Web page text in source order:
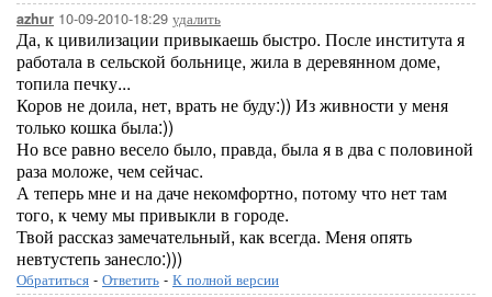
azhur 10-09-2010-18:29 удалить
Да, к цивилизации привыкаешь быстро. После института я
работала в сельской больнице, жила в деревянном доме,
топила печку...
Коров не доила, нет, врать не буду:)) Из живности у меня
только кошка была:))
Но все равно весело было, правда, была я в два с половиной
раза моложе, чем сейчас.
А теперь мне и на даче некомфортно, потому что нет там
того, к чему мы привыкли в городе.
Твой рассказ замечательный, как всегда. Меня опять
невтустепь занесло:)))
Обратиться - Ответить - К полной версии